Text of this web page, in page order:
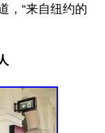
，“来自纽约的